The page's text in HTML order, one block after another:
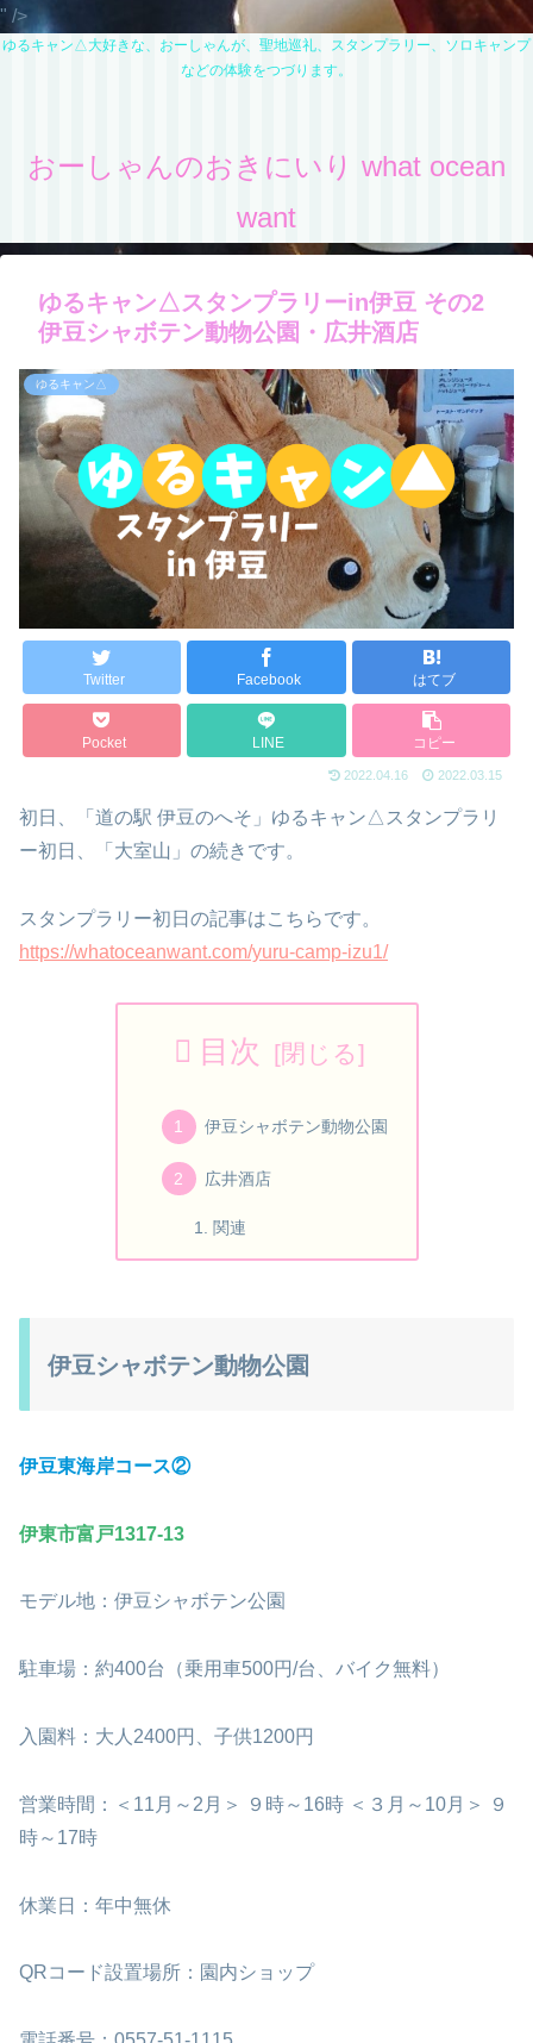
" />
ゆるキャン△大好きな、おーしゃんが、聖地巡礼、スタンプラリー、ソロキャンプ
などの体験をつづります。
おーしゃんのおきにいり what ocean
want
ゆるキャン△スタンプラリーin伊豆 その2
伊豆シャボテン動物公園・広井酒店
ゆるキャン△
Twitter Facebook はてブ
Pocket LINE コピー
2022.04.16 2022.03.15
初日、「道の駅 伊豆のへそ」ゆるキャン△スタンプラリ
ー初日、「大室山」の続きです。
スタンプラリー初日の記事はこちらです。
https://whatoceanwant.com/yuru-camp-izu1/
目次
伊豆シャボテン動物公園
広井酒店
関連
伊豆シャボテン動物公園
伊豆東海岸コース②
伊東市富戸1317-13
モデル地：伊豆シャボテン公園
駐車場：約400台（乗用車500円/台、バイク無料）
入園料：大人2400円、子供1200円
営業時間：＜11月～2月＞ ９時～16時 ＜３月～10月＞ ９
時～17時
休業日：年中無休
QRコード設置場所：園内ショップ